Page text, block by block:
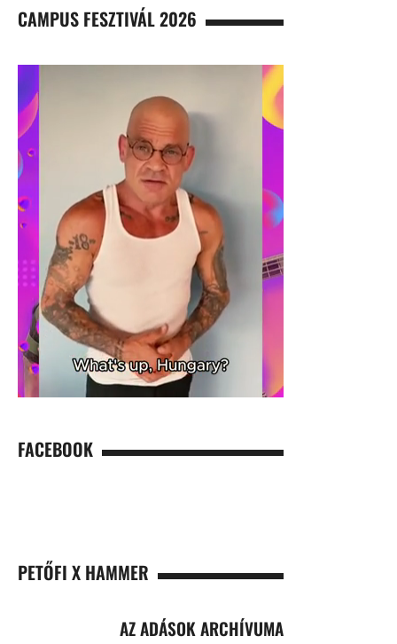
CAMPUS FESZTIVÁL 2026
FACEBOOK
PETŐFI X HAMMER
AZ ADÁSOK ARCHÍVUMA